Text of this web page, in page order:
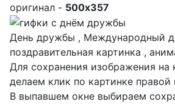
оригинал - 500x357
День дружбы , Международный
поздравительная картинка ,
Для сохранения изображения на
делаем клик по картинке
В выпавшем окне выбираем